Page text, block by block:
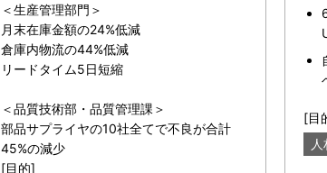
＜生産管理部門＞
月末在庫金額の24%低減
倉庫内物流の44%低減
リードタイム5日短縮
＜品質技術部・品質管理課＞
部品サプライヤの10社全てで不良が合計
45%の減少
[目的]
[目